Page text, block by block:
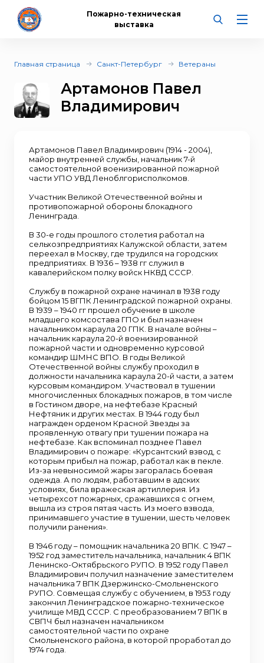
Пожарно-техническая
выставка
Главная страница Санкт-Петербург Ветераны
Артамонов Павел
Владимирович
Артамонов Павел Владимирович (1914 - 2004),
майор внутренней службы, начальник 7-й
самостоятельной военизированной пожарной
части УПО УВД Леноблгорисполкомов.
Участник Великой Отечественной войны и
противопожарной обороны блокадного
Ленинграда.
В 30-е годы прошлого столетия работал на
сельхозпредприятиях Калужской области, затем
переехал в Москву, где трудился на городских
предприятиях. В 1936 – 1938 гг служил в
кавалерийском полку войск НКВД СССР.
Службу в пожарной охране начинал в 1938 году
бойцом 15 ВГПК Ленинградской пожарной охраны.
В 1939 – 1940 гг прошел обучение в школе
младшего комсостава ГПО и был назначен
начальником караула 20 ГПК. В начале войны –
начальник караула 20-й военизированной
пожарной части и одновременно курсовой
командир ШМНС ВПО. В годы Великой
Отечественной войны службу проходил в
должности начальника караула 20-й части, а затем
курсовым командиром. Участвовал в тушении
многочисленных блокадных пожаров, в том числе
в Гостином дворе, на нефтебазе Красный
Нефтяник и других местах. В 1944 году был
награжден орденом Красной Звезды за
проявленную отвагу при тушении пожара на
нефтебазе. Как вспоминал позднее Павел
Владимирович о пожаре: «Курсантский взвод, с
которым прибыл на пожар, работал как в пекле.
Из-за невыносимой жары загоралась боевая
одежда. А по людям, работавшим в адских
условиях, била вражеская артиллерия. Из
четырехсот пожарных, сражавшихся с огнем,
вышла из строя пятая часть. Из моего взвода,
принимавшего участие в тушении, шесть человек
получили ранения».
В 1946 году – помощник начальника 20 ВПК. С 1947 –
1952 год заместитель начальника, начальник 4 ВПК
Ленинско-Октябрьского РУПО. В 1952 году Павел
Владимирович получил назначение заместителем
начальника 7 ВПК Дзержинско-Смольненского
РУПО. Совмещая службу с обучением, в 1953 году
закончил Ленинградское пожарно-техническое
училище МВД СССР. С преобразованием 7 ВПК в
СВПЧ был назначен начальником
самостоятельной части по охране
Смольненского района, в которой проработал до
1974 года.